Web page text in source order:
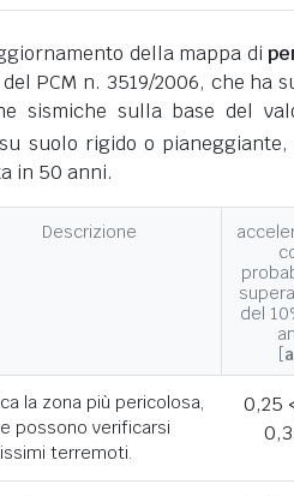
della mappa di
PCM n. 3519/2006, che ha
sismiche sulla base del
suolo rigido o
in 50 anni.
Descrizione
del
[a
la zona più pericolosa,
possono verificarsi
terremoti.
0,25